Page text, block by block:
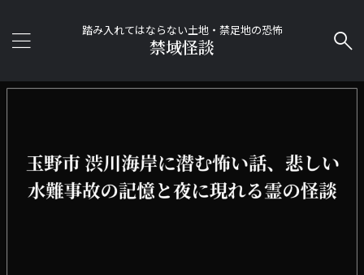
踏み入れてはならない土地・禁足地の恐怖
禁域怪談